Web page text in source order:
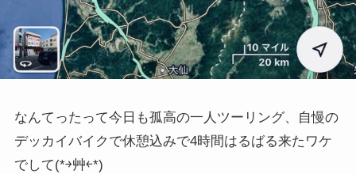
なんてったって今日も孤高の一人ツーリング、自慢の
デッカイバイクで休憩込みで4時間はるばる来たワケ
でして(*￫艸￩*)